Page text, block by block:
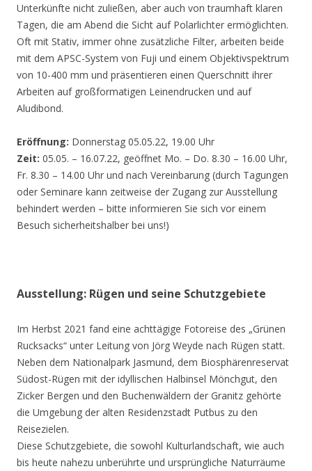
Unterkünfte nicht zuließen, aber auch von traumhaft klaren
Tagen, die am Abend die Sicht auf Polarlichter ermöglichten.
Oft mit Stativ, immer ohne zusätzliche Filter, arbeiten beide
mit dem APSC-System von Fuji und einem Objektivspektrum
von 10-400 mm und präsentieren einen Querschnitt ihrer
Arbeiten auf großformatigen Leinendrucken und auf
Aludibond.
Eröffnung: Donnerstag 05.05.22, 19.00 Uhr
Zeit: 05.05. – 16.07.22, geöffnet Mo. – Do. 8.30 – 16.00 Uhr,
Fr. 8.30 – 14.00 Uhr und nach Vereinbarung (durch Tagungen
oder Seminare kann zeitweise der Zugang zur Ausstellung
behindert werden – bitte informieren Sie sich vor einem
Besuch sicherheitshalber bei uns!)
Ausstellung: Rügen und seine Schutzgebiete
Im Herbst 2021 fand eine achttägige Fotoreise des „Grünen
Rucksacks“ unter Leitung von Jörg Weyde nach Rügen statt.
Neben dem Nationalpark Jasmund, dem Biosphärenreservat
Südost-Rügen mit der idyllischen Halbinsel Mönchgut, den
Zicker Bergen und den Buchenwäldern der Granitz gehörte
die Umgebung der alten Residenzstadt Putbus zu den
Reisezielen.
Diese Schutzgebiete, die sowohl Kulturlandschaft, wie auch
bis heute nahezu unberührte und ursprüngliche Naturräume